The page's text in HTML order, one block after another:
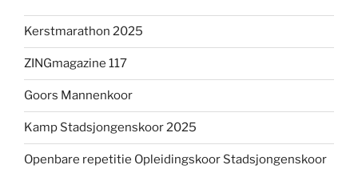
Kerstmarathon 2025
ZINGmagazine 117
Goors Mannenkoor
Kamp Stadsjongenskoor 2025
Openbare repetitie Opleidingskoor Stadsjongenskoor